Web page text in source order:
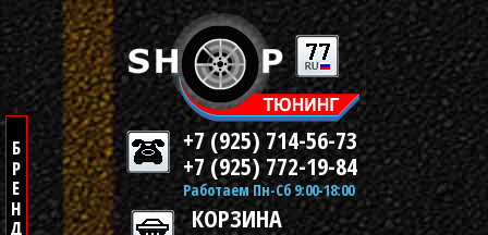
+7 (925) 714-56-73
+7 (925) 772-19-84
Работаем Пн-Сб 9:00-18:00
КОРЗИНА